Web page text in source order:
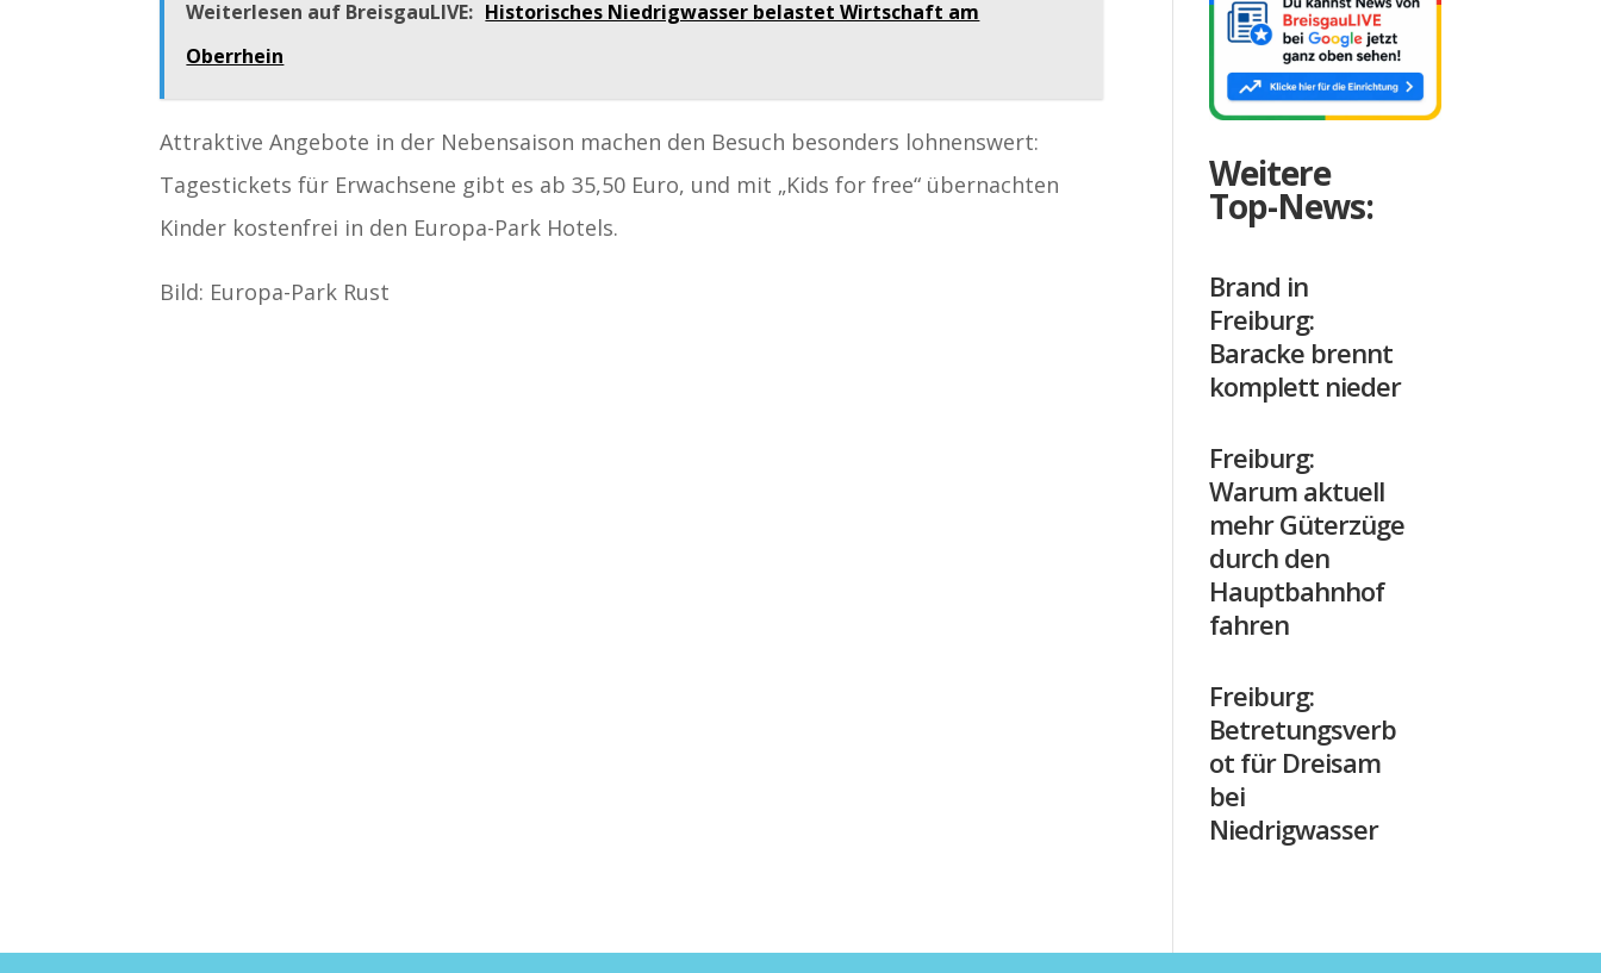
Weiterlesen auf BreisgauLIVE: Historisches Niedrigwasser belastet Wirtschaft am
Oberrhein
Attraktive Angebote in der Nebensaison machen den Besuch besonders lohnenswert:
Tagestickets für Erwachsene gibt es ab 35,50 Euro, und mit „Kids for free“ übernachten
Kinder kostenfrei in den Europa-Park Hotels.
Bild: Europa-Park Rust
Weitere
Top-News:
Brand in
Freiburg:
Baracke brennt
komplett nieder
Freiburg:
Warum aktuell
mehr Güterzüge
durch den
Hauptbahnhof
fahren
Freiburg:
Betretungsverb
ot für Dreisam
bei
Niedrigwasser